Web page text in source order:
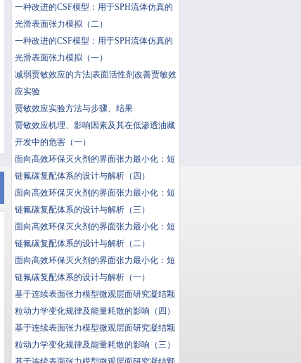
一种改进的CSF模型：用于SPH流体仿真的
光滑表面张力模拟（二）
一种改进的CSF模型：用于SPH流体仿真的
光滑表面张力模拟（一）
减弱贾敏效应的方法|表面活性剂改善贾敏效
应实验
贾敏效应实验方法与步骤、结果
贾敏效应机理、影响因素及其在低渗透油藏
开发中的危害（一）
面向高效环保灭火剂的界面张力最小化：短
链氟碳复配体系的设计与解析（四）
面向高效环保灭火剂的界面张力最小化：短
链氟碳复配体系的设计与解析（三）
面向高效环保灭火剂的界面张力最小化：短
链氟碳复配体系的设计与解析（二）
面向高效环保灭火剂的界面张力最小化：短
链氟碳复配体系的设计与解析（一）
基于连续表面张力模型微观层面研究凝结颗
粒动力学变化规律及能量耗散的影响（四）
基于连续表面张力模型微观层面研究凝结颗
粒动力学变化规律及能量耗散的影响（三）